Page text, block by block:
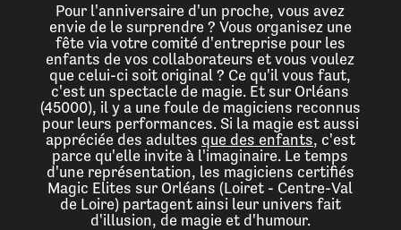
Pour l'anniversaire d'un proche, vous avez
envie de le surprendre ? Vous organisez une
fête via votre comité d'entreprise pour les
enfants de vos collaborateurs et vous voulez
que celui-ci soit original ? Ce qu'il vous faut,
c'est un spectacle de magie. Et sur Orléans
(45000), il y a une foule de magiciens reconnus
pour leurs performances. Si la magie est aussi
appréciée des adultes que des enfants, c'est
parce qu'elle invite à l'imaginaire. Le temps
d'une représentation, les magiciens certifiés
Magic Elites sur Orléans (Loiret - Centre-Val
de Loire) partagent ainsi leur univers fait
d'illusion, de magie et d'humour.